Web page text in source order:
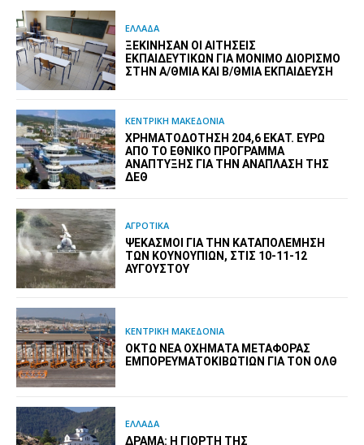
ΕΛΛΑΔΑ
ΞΕΚΊΝΗΣΑΝ ΟΙ ΑΙΤΉΣΕΙΣ
ΕΚΠΑΙΔΕΥΤΙΚΏΝ ΓΙΑ ΜΌΝΙΜΟ ΔΙΟΡΙΣΜΌ
ΣΤΗΝ Α/ΘΜΙΑ ΚΑΙ Β/ΘΜΙΑ ΕΚΠΑΊΔΕΥΣΗ
ΚΕΝΤΡΙΚΗ ΜΑΚΕΔΟΝΙΑ
ΧΡΗΜΑΤΟΔΌΤΗΣΗ 204,6 ΕΚΑΤ. ΕΥΡΏ
ΑΠΌ ΤΟ ΕΘΝΙΚΌ ΠΡΌΓΡΑΜΜΑ
ΑΝΆΠΤΥΞΗΣ ΓΙΑ ΤΗΝ ΑΝΆΠΛΑΣΗ ΤΗΣ
ΔΕΘ
ΑΓΡΟΤΙΚΑ
ΨΕΚΑΣΜΟΊ ΓΙΑ ΤΗΝ ΚΑΤΑΠΟΛΈΜΗΣΗ
ΤΩΝ ΚΟΥΝΟΥΠΙΏΝ, ΣΤΙΣ 10-11-12
ΑΥΓΟΎΣΤΟΥ
ΚΕΝΤΡΙΚΗ ΜΑΚΕΔΟΝΙΑ
ΟΚΤΏ ΝΈΑ ΟΧΉΜΑΤΑ ΜΕΤΑΦΟΡΆΣ
ΕΜΠΟΡΕΥΜΑΤΟΚΙΒΩΤΊΩΝ ΓΙΑ ΤΟΝ ΟΛΘ
ΕΛΛΑΔΑ
ΔΡΆΜΑ: Η ΓΙΟΡΤΉ ΤΗΣ